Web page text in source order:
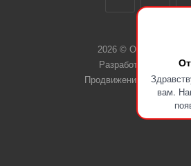
вам.
2026 © ООО "СПб
Разработка сайта
Продвижение сайта —